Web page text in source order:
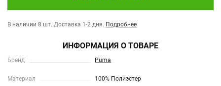
В наличии 8 шт. Доставка 1-2 дня. Подробнее
ИНФОРМАЦИЯ О ТОВАРЕ
Бренд Puma
Материал 100% Полиэстер